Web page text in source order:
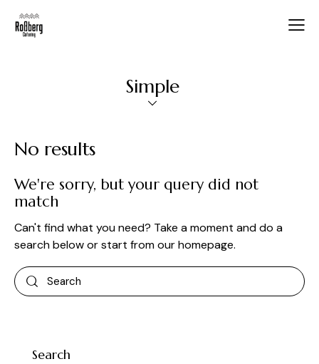
Simple
No results
We're sorry, but your query did not
match
Can't find what you need? Take a moment and do a
search below or start fromour homepage.
Search